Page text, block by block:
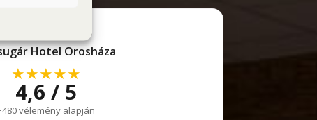
GOOGLE ÉRTÉKELÉS
Hotel Orosháza
★★★★★
4,6 / 5
vélemény alapján